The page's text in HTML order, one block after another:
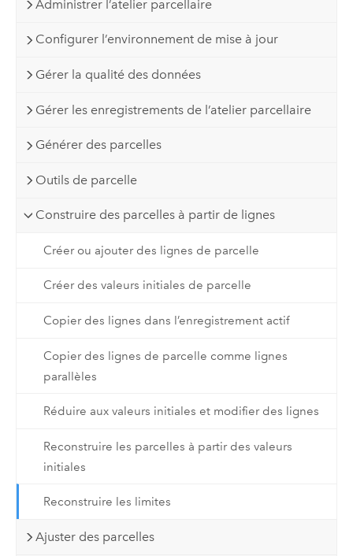
Administrer l’atelier parcellaire
Configurer l’environnement de mise à jour
Gérer la qualité des données
Gérer les enregistrements de l’atelier parcellaire
Générer des parcelles
Outils de parcelle
Construire des parcelles à partir de lignes
Créer ou ajouter des lignes de parcelle
Créer des valeurs initiales de parcelle
Copier des lignes dans l’enregistrement actif
Copier des lignes de parcelle comme lignes
parallèles
Réduire aux valeurs initiales et modifier des lignes
Reconstruire les parcelles à partir des valeurs
initiales
Reconstruire les limites
Ajuster des parcelles